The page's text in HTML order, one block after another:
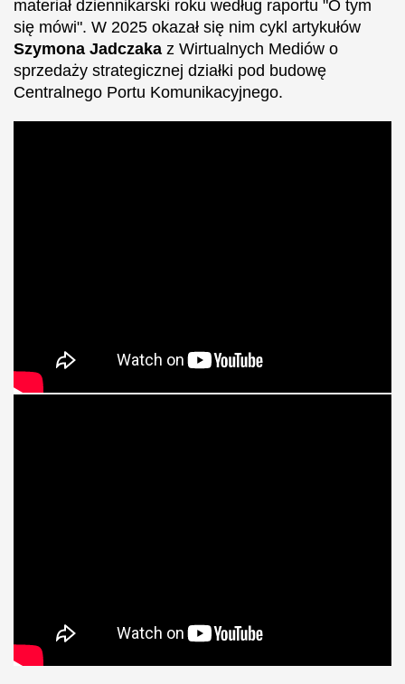
materiał dziennikarski roku według raportu "O tym
się mówi". W 2025 okazał się nim cykl artykułów
Szymona Jadczaka z Wirtualnych Mediów o
sprzedaży strategicznej działki pod budowę
Centralnego Portu Komunikacyjnego.